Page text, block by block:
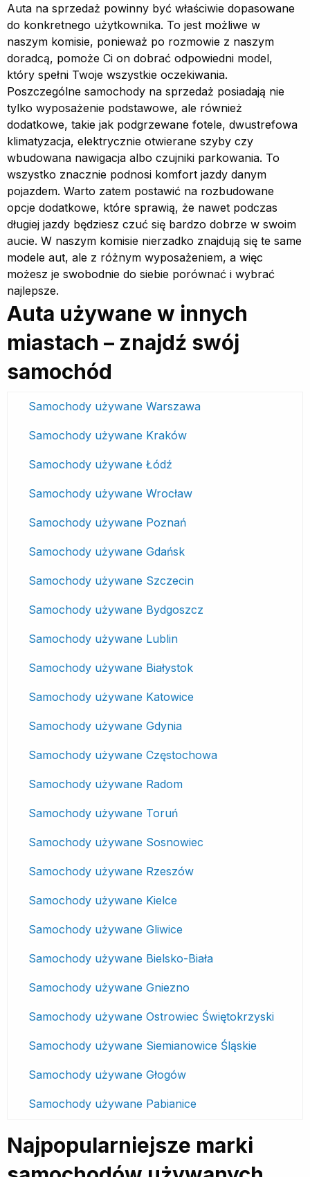
Auta na sprzedaż powinny być właściwie dopasowane
do konkretnego użytkownika. To jest możliwe w
naszym komisie, ponieważ po rozmowie z naszym
doradcą, pomoże Ci on dobrać odpowiedni model,
który spełni Twoje wszystkie oczekiwania.
Poszczególne samochody na sprzedaż posiadają nie
tylko wyposażenie podstawowe, ale również
dodatkowe, takie jak podgrzewane fotele, dwustrefowa
klimatyzacja, elektrycznie otwierane szyby czy
wbudowana nawigacja albo czujniki parkowania. To
wszystko znacznie podnosi komfort jazdy danym
pojazdem. Warto zatem postawić na rozbudowane
opcje dodatkowe, które sprawią, że nawet podczas
długiej jazdy będziesz czuć się bardzo dobrze w swoim
aucie. W naszym komisie nierzadko znajdują się te same
modele aut, ale z różnym wyposażeniem, a więc
możesz je swobodnie do siebie porównać i wybrać
najlepsze.
Auta używane w innych
miastach – znajdź swój
samochód
Samochody używane Warszawa
Samochody używane Kraków
Samochody używane Łódź
Samochody używane Wrocław
Samochody używane Poznań
Samochody używane Gdańsk
Samochody używane Szczecin
Samochody używane Bydgoszcz
Samochody używane Lublin
Samochody używane Białystok
Samochody używane Katowice
Samochody używane Gdynia
Samochody używane Częstochowa
Samochody używane Radom
Samochody używane Toruń
Samochody używane Sosnowiec
Samochody używane Rzeszów
Samochody używane Kielce
Samochody używane Gliwice
Samochody używane Bielsko-Biała
Samochody używane Gniezno
Samochody używane Ostrowiec Świętokrzyski
Samochody używane Siemianowice Śląskie
Samochody używane Głogów
Samochody używane Pabianice
Najpopularniejsze marki